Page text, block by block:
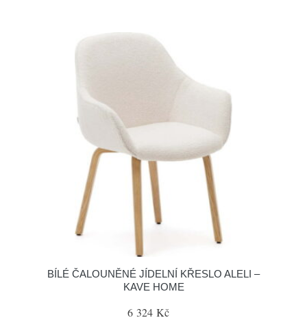
BÍLÉ ČALOUNĚNÉ JÍDELNÍ KŘESLO ALELI –
KAVE HOME
6 324 Kč